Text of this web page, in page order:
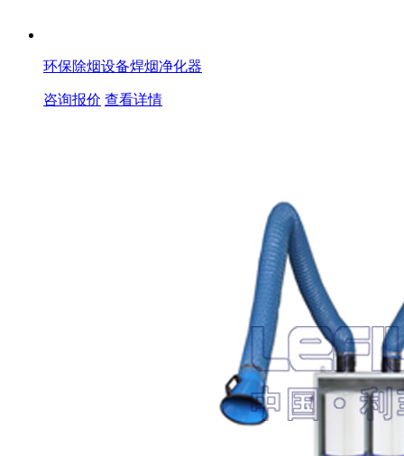
环保除烟设备焊烟净化器
咨询报价 查看详情